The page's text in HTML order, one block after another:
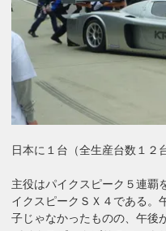
日本に１台（全生産台数１２
主役はパイクスピーク５連覇
イクスピークＳＸ４である。
子じゃなかったものの、午